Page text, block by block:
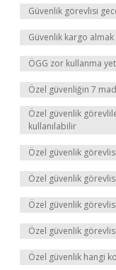
Güvenlik görevlisi
Güvenlik kargo almak
ÖGG zor kullanma
Özel güvenliğin 7
Özel güvenlik
kullanılabilir
Özel güvenlik
Özel güvenlik
Özel güvenlik
Özel güvenlik
Özel güvenlik hangi